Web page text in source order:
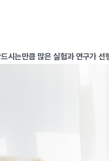
시는만큼 많은 실험과 연구가 선